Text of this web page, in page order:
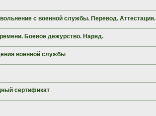
с военной службы. Перевод. Аттестация.
Боевое дежурство. Наряд.
военной службы
сертификат